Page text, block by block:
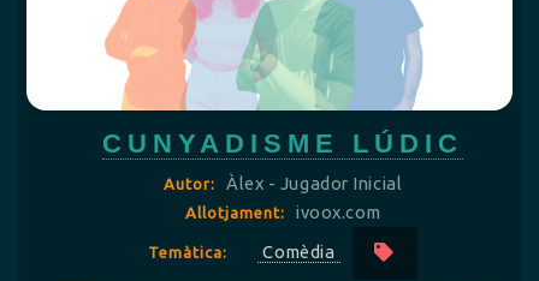
CUNYADISME LÚDIC
Autor: Àlex - Jugador Inicial
Allotjament: ivoox.com
Temàtica: Comèdia